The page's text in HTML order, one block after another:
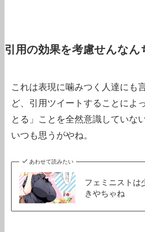
引用の効果を考慮せんなん
これは表現に噛みつく人達にも
ど、引用ツイートすることによ
とる」ことを全然意識していな
いつも思うがやね。
あわせて読みたい
フェミニストは
きやちゃね